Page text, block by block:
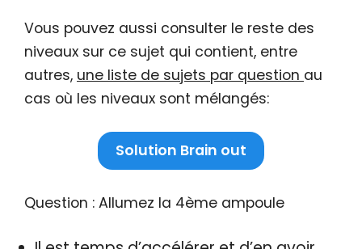
Vous pouvez aussi consulter le reste des
niveaux sur ce sujet qui contient, entre
autres, une liste de sujets par question au
cas où les niveaux sont mélangés:
Solution Brain out
Question : Allumez la 4ème ampoule